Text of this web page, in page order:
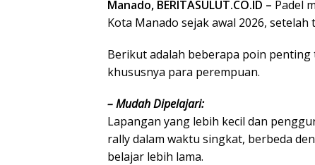
Manado, BERITASULUT.CO.ID – Padel
Kota Manado sejak awal 2026,
Berikut adalah beberapa poin
khususnya para perempuan.
– Mudah Dipelajari:
Lapangan yang lebih kecil dan
rally dalam waktu singkat, berbeda
belajar lebih lama.